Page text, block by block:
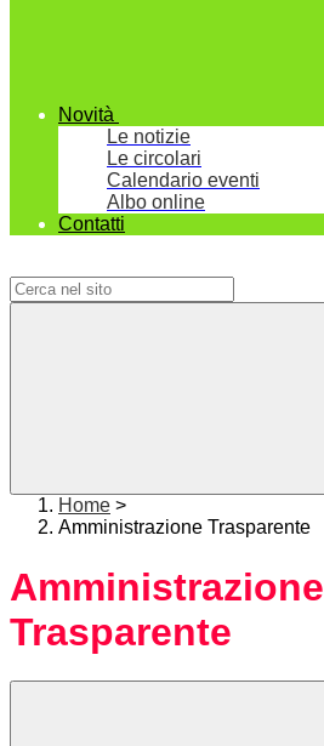
Novità
Le notizie
Le circolari
Calendario eventi
Albo online
Contatti
Home >
Amministrazione Trasparente
Amministrazione
Trasparente